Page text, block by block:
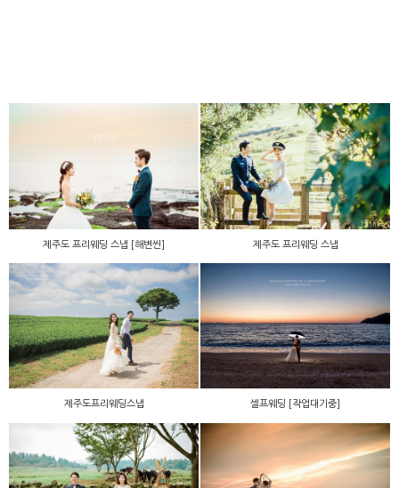
제주도 프리웨딩 스냅 [해변씬] 제주도 프리웨딩 스냅
제주도프리웨딩스냅 셀프웨딩 [작업대기중]